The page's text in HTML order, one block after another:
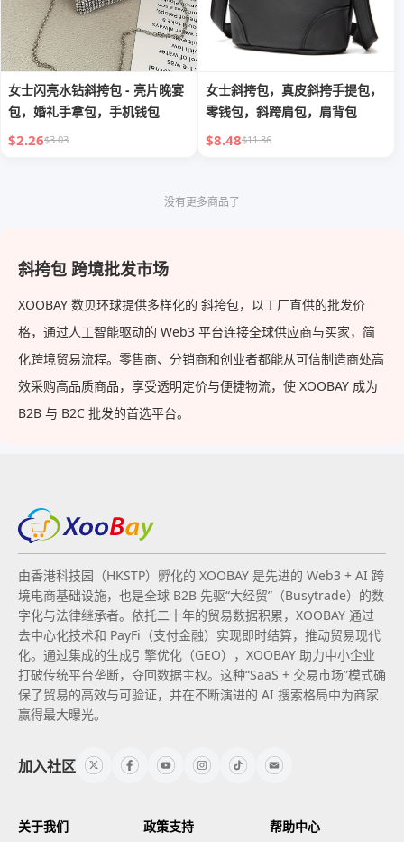
女士闪亮水钻斜挎包 - 亮片晚宴
包，婚礼手拿包，手机钱包
$2.26$3.03
女士斜挎包，真皮斜挎手提包，
零钱包，斜跨肩包，肩背包
$8.48$11.36
没有更多商品了
斜挎包 跨境批发市场
XOOBAY 数贝环球提供多样化的 斜挎包，以工厂直供的批发价
格，通过人工智能驱动的 Web3 平台连接全球供应商与买家，简
化跨境贸易流程。零售商、分销商和创业者都能从可信制造商处高
效采购高品质商品，享受透明定价与便捷物流，使 XOOBAY 成为
B2B 与 B2C 批发的首选平台。
由香港科技园（HKSTP）孵化的 XOOBAY 是先进的 Web3 + AI 跨
境电商基础设施，也是全球 B2B 先驱“大经贸”（Busytrade）的数
字化与法律继承者。依托二十年的贸易数据积累，XOOBAY 通过
去中心化技术和 PayFi（支付金融）实现即时结算，推动贸易现代
化。通过集成的生成引擎优化（GEO），XOOBAY 助力中小企业
打破传统平台垄断，夺回数据主权。这种“SaaS + 交易市场”模式确
保了贸易的高效与可验证，并在不断演进的 AI 搜索格局中为商家
赢得最大曝光。
加入社区
关于我们 政策支持 帮助中心